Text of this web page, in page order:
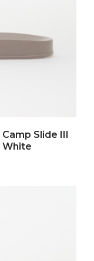
Slide III
White